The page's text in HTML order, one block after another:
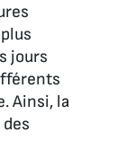
jours
Ainsi, la